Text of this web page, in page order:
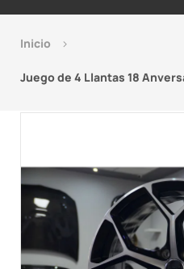
Inicio
Juego de 4 Llantas 18